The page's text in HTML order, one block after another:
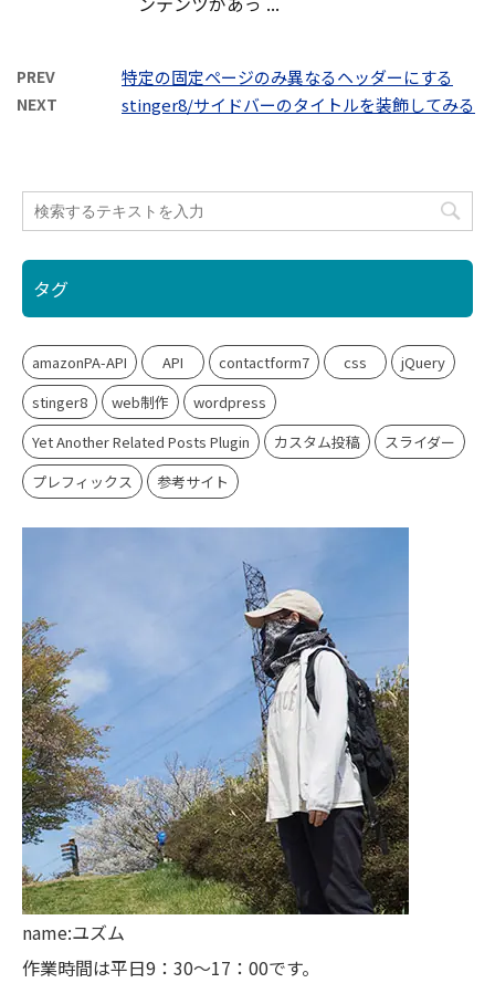
PREV 特定の固定ページのみ異なるヘッダーにする
NEXT stinger8/サイドバーのタイトルを装飾してみる
タグ
amazonPA-API API contactform7 css
jQuery
stinger8
web制作
wordpress
Yet Another Related Posts Plugin
カスタム投稿
スライダー
プレフィックス
参考サイト
name:ユズム
作業時間は平日9：30～17：00です。